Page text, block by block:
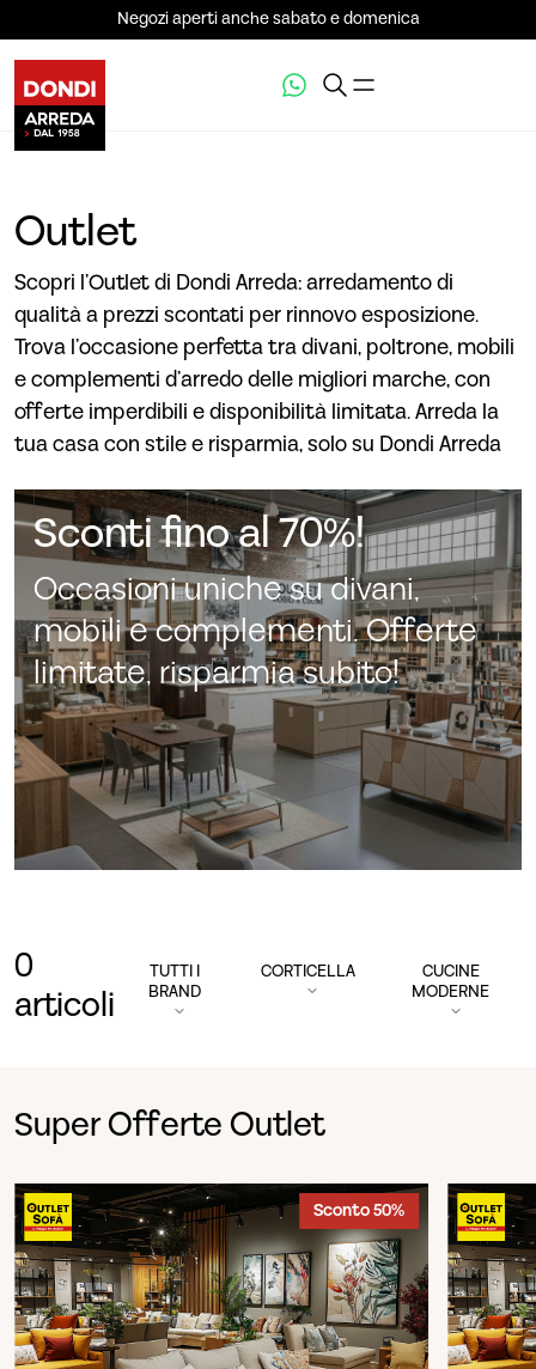
Negozi aperti anche sabato e domenica
Outlet
Scopri l’Outlet di Dondi Arreda: arredamento di
qualità a prezzi scontati per rinnovo esposizione.
Trova l’occasione perfetta tra divani, poltrone, mobili
e complementi d’arredo delle migliori marche, con
offerte imperdibili e disponibilità limitata. Arreda la
tua casa con stile e risparmia, solo su Dondi Arreda
Sconti fino al 70%!
Occasioni uniche su divani,
mobili e complementi. Offerte
limitate, risparmia subito!
0
articoli
TUTTI I
BRAND
CORTICELLA
CUCINE
MODERNE
Super Offerte Outlet
Sconto 50%